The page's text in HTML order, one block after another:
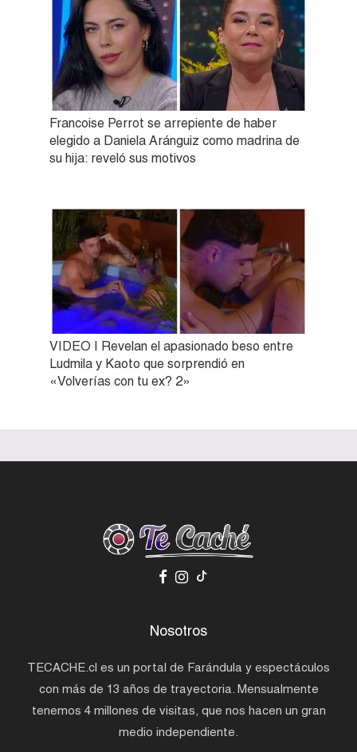
Francoise Perrot se arrepiente de haber
elegido a Daniela Aránguiz como madrina de
su hija: reveló sus motivos
VIDEO | Revelan el apasionado beso entre
Ludmila y Kaoto que sorprendió en
«Volverías con tu ex? 2»
Nosotros
TECACHE.cl es un portal de Farándula y espectáculos
con más de 13 años de trayectoria. Mensualmente
tenemos 4 millones de visitas, que nos hacen un gran
medio independiente.